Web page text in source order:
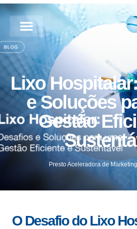
Lixo
e Soluções
Gestão
Presto Aceleradora de Marketing
O Desafio do Lixo